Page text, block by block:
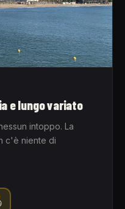
e lungo variato
intoppo. La
c'è niente di